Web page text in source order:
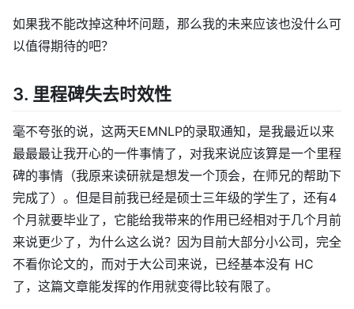
如果我不能改掉这种坏问题，那么我的未来应该也没什么可
以值得期待的吧？
3. 里程碑失去时效性
毫不夸张的说，这两天EMNLP的录取通知，是我最近以来
最最最让我开心的一件事情了，对我来说应该算是一个里程
碑的事情（我原来读研就是想发一个顶会，在师兄的帮助下
完成了）。但是目前我已经是硕士三年级的学生了，还有4
个月就要毕业了，它能给我带来的作用已经相对于几个月前
来说更少了，为什么这么说？因为目前大部分小公司，完全
不看你论文的，而对于大公司来说，已经基本没有 HC
了，这篇文章能发挥的作用就变得比较有限了。